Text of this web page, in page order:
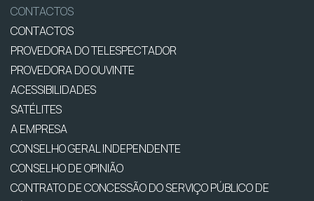
CONTACTOS
CONTACTOS
PROVEDORA DO TELESPECTADOR
PROVEDORA DO OUVINTE
ACESSIBILIDADES
SATÉLITES
A EMPRESA
CONSELHO GERAL INDEPENDENTE
CONSELHO DE OPINIÃO
CONTRATO DE CONCESSÃO DO SERVIÇO PÚBLICO DE